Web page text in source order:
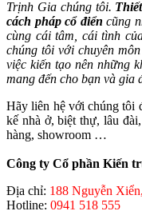
Trịnh Gia chúng tôi.
cách pháp cổ điển cũng
cùng cái tâm, cái tình
chúng tôi với chuyên
việc kiến tạo nên những
mang đến cho bạn và gia
Hãy liên hệ với chúng tôi
kế nhà ở, biệt thự, lâu
hàng, showroom …
Công ty Cổ phần Kiến
Địa chỉ: 188 Nguyễn
Hotline: 0941 518 555